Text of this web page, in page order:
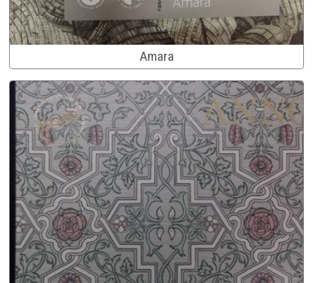
Amara